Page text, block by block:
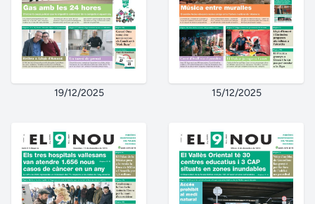
19/12/2025 15/12/2025